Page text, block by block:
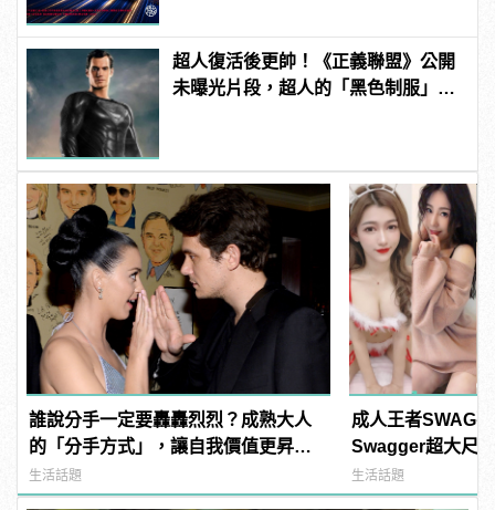
超人復活後更帥！《正義聯盟》公開
未曝光片段，超人的「黑色制服」首
誰說分手一定要轟轟烈烈？成熟大人
的「分手方式」，讓自我價值更昇
華！
生活話題
成人王者SWAG
Swagger超大尺
紅海鮮通通有，
結！ |
生活話題